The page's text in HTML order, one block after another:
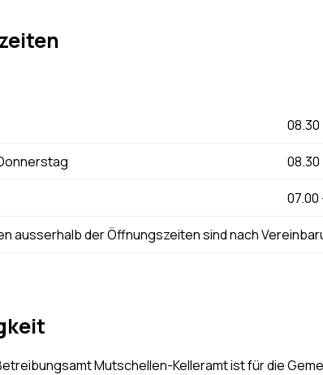
08.30
08.30
ausserhalb der Öffnungszeiten sind nach
Mutschellen-Kelleramt ist für die